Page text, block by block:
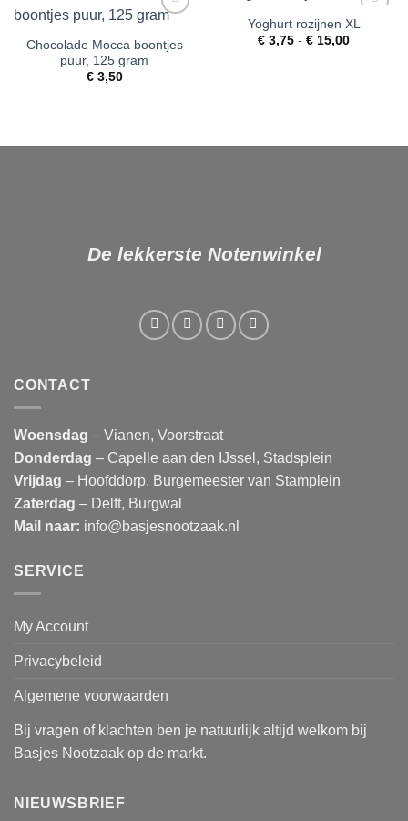
Toevoegen
aan
verlanglijst
Chocolade Mocca boontjes
puur, 125 gram
€3,50
Toevoegen
aan
Yoghurt rozijnen XL
€ 3,75 - € 15,00
De lekkerste Notenwinkel
CONTACT
Woensdag – Vianen, Voorstraat
Donderdag – Capelle aan den IJssel, Stadsplein
Vrijdag – Hoofddorp, Burgemeester van Stamplein
Zaterdag – Delft, Burgwal
Mail naar: info@basjesnootzaak.nl
SERVICE
My Account
Privacybeleid
Algemene voorwaarden
Bij vragen of klachten ben je natuurlijk altijd welkom bij
Basjes Nootzaak op de markt.
NIEUWSBRIEF